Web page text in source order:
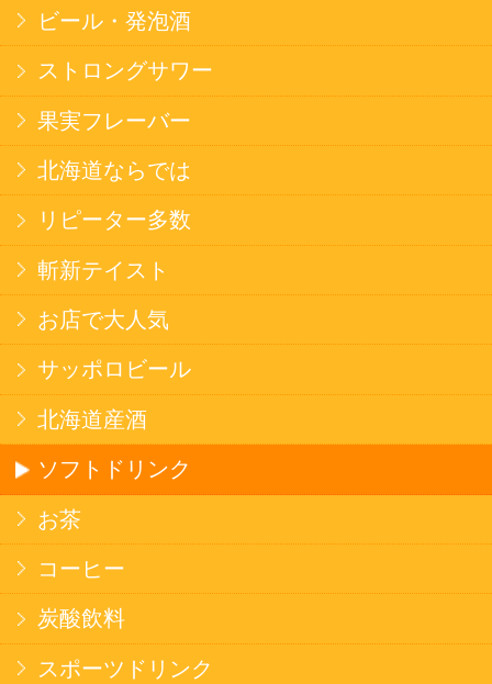
ラーメン
そばうどん
焼そば
北海道ならでは
THE定番
バタークッキー
キャンディ
スナック
米菓
雑貨
名水珈琲
健康カレー
ごはん
みそ汁・スープ